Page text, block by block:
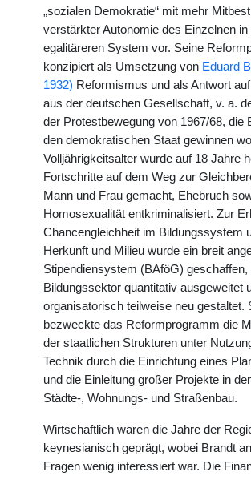
„sozialen Demokratie“ mit mehr
verstärkter Autonomie des Einzelnen in
egalitäreren System vor. Seine
konzipiert als Umsetzung von Eduard
1932) Reformismus und als Antwort
aus der deutschen Gesellschaft, v. a.
der Protestbewegung von 1967/68, die
den demokratischen Staat gewinnen
Volljährigkeitsalter wurde auf 18 Jahre
Fortschritte auf dem Weg zur
Mann und Frau gemacht, Ehebruch
Homosexualität entkriminalisiert. Zur
Chancengleichheit im Bildungssystem
Herkunft und Milieu wurde ein breit
Stipendiensystem (BAföG) geschaffen,
Bildungssektor quantitativ ausgeweitet
organisatorisch teilweise neu gestaltet.
bezweckte das Reformprogramm die
der staatlichen Strukturen unter
Technik durch die Einrichtung eines
und die Einleitung großer Projekte in
Städte-, Wohnungs- und Straßenbau.
Wirtschaftlich waren die Jahre der
keynesianisch geprägt, wobei Brandt
Fragen wenig interessiert war. Die